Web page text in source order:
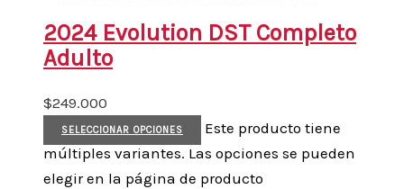
2024 Evolution DST Completo
Adulto
$249.000
SELECCIONAR OPCIONES
Este producto tiene
múltiples variantes. Las opciones se pueden
elegir en la página de producto